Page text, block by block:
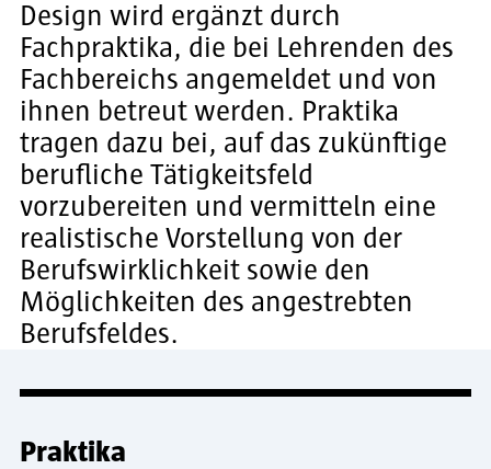
Design wird ergänzt durch
Fachpraktika, die bei Lehrenden des
Fachbereichs angemeldet und von
ihnen betreut werden. Praktika
tragen dazu bei, auf das zukünftige
berufliche Tätigkeitsfeld
vorzubereiten und vermitteln eine
realistische Vorstellung von der
Berufswirklichkeit sowie den
Möglichkeiten des angestrebten
Berufsfeldes.
Praktika